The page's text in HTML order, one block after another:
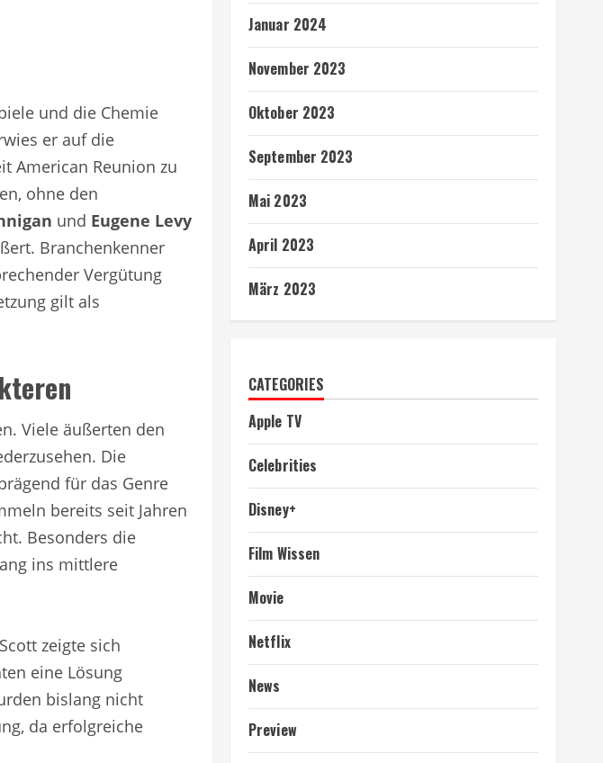
und die Chemie
er auf die
American Reunion zu
ohne den
und Eugene Levy
Branchenkenner
Vergütung
gilt als
Viele äußerten den
Die
für das Genre
bereits seit Jahren
Besonders die
ins mittlere
zeigte sich
eine Lösung
bislang nicht
da erfolgreiche
Januar 2024
November 2023
Oktober 2023
September 2023
Mai 2023
April 2023
März 2023
CATEGORIES
Apple TV
Celebrities
Disney+
Film Wissen
Movie
Netflix
News
Preview